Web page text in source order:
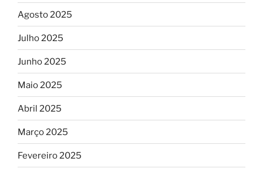
Agosto 2025
Julho 2025
Junho 2025
Maio 2025
Abril 2025
Março 2025
Fevereiro 2025